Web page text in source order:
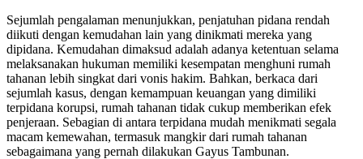
Sejumlah pengalaman menunjukkan, penjatuhan pidana rendah
diikuti dengan kemudahan lain yang dinikmati mereka yang
dipidana. Kemudahan dimaksud adalah adanya ketentuan selama
melaksanakan hukuman memiliki kesempatan menghuni rumah
tahanan lebih singkat dari vonis hakim. Bahkan, berkaca dari
sejumlah kasus, dengan kemampuan keuangan yang dimiliki
terpidana korupsi, rumah tahanan tidak cukup memberikan efek
penjeraan. Sebagian di antara terpidana mudah menikmati segala
macam kemewahan, termasuk mangkir dari rumah tahanan
sebagaimana yang pernah dilakukan Gayus Tambunan.